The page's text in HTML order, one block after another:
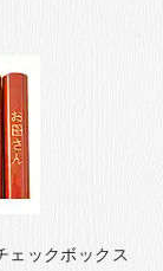
ェックボックス